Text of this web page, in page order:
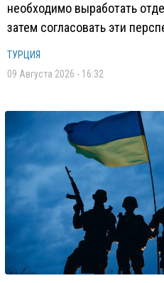
необходимо выработать
затем согласовать эти
ТУРЦИЯ
09 Августа 2026 - 16:32